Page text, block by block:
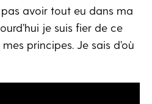
avoir tout eu dans ma
je suis fier de ce
principes. Je sais d’où